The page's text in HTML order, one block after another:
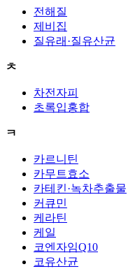
전해질
제비집
질유래·질유산균
ㅊ
차전자피
초록입홍합
ㅋ
카르니틴
카무트효소
카테킨·녹차추출물
커큐민
케라틴
케일
코엔자임Q10
코유산균